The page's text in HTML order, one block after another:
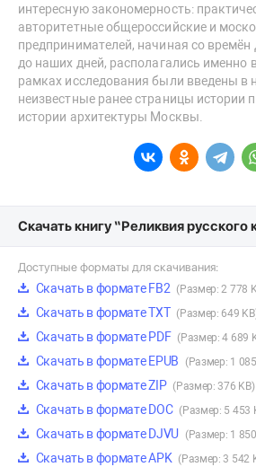
интересную закономерность:
авторитетные общероссийские и
предпринимателей, начиная со
до наших дней, располагались именно
рамках исследования были введены в
неизвестные ранее страницы истории
истории архитектуры Москвы.
Скачать книгу “Реликвия русского
Доступные форматы для скачивания:
Скачать в формате FB2 (Размер: 2 778
Скачать в формате TXT (Размер: 649
Скачать в формате PDF (Размер: 4 689
Скачать в формате EPUB (Размер: 1
Скачать в формате ZIP (Размер: 376 KB)
Скачать в формате DOC (Размер: 5 453
Скачать в формате DJVU (Размер: 1
Скачать в формате APK (Размер: 3 542